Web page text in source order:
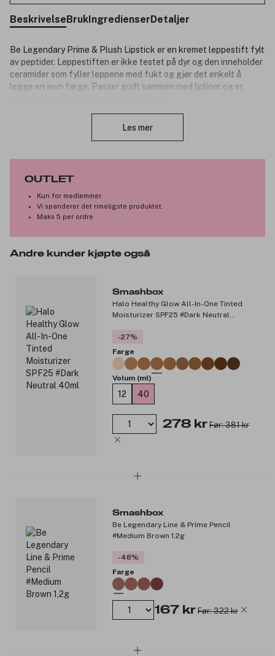
Beskrivelse Bruk Ingredienser Detaljer
Be Legendary Prime & Plush Lipstick er en kremet leppestift fylt
av peptider. Leppestiften er ikke testet på dyr og den inneholder
ceramider som fyller leppene med fukt og gjør det enkelt å
legge en jevn farge. Passer godt sammen med lipliner og er
Fremstilt med Primer Oil Complex.
Satengfinish.
makeupartister.
Produktnummer:
Les mer
OUTLET
Kun for medlemmer
Vi spanderer det rimeligste produktet.
Maks 5 per ordre
Andre kunder kjøpte også
Smashbox
Halo Healthy Glow All-In-One Tinted
Moisturizer SPF25 #Dark Neutral
-27%
Farge
Volum (ml)
12 40
278 kr Før: 381 kr
Smashbox
Be Legendary Line & Prime Pencil
#Medium Brown 1,2g
-48%
Farge
167 kr Før: 322 kr